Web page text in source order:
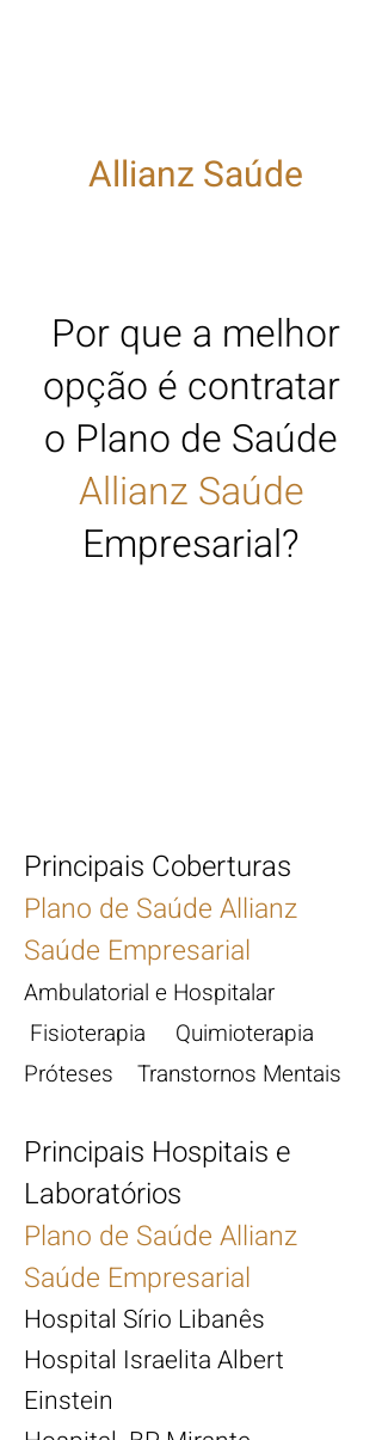
Allianz Saúde
Por que a melhor
opção é contratar
o Plano de Saúde
Allianz Saúde
Empresarial?
Principais Coberturas
Plano de Saúde Allianz
Saúde Empresarial
Ambulatorial e Hospitalar
Fisioterapia Quimioterapia
Próteses Transtornos Mentais
Principais Hospitais e
Laboratórios
Plano de Saúde Allianz
Saúde Empresarial
Hospital Sírio Libanês
Hospital Israelita Albert
Einstein